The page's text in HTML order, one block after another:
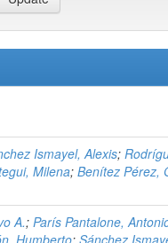
Ismayel, Alexis;
Milena; Benítez Pérez,
A.; París Pantalone,
Humberto; Sánchez